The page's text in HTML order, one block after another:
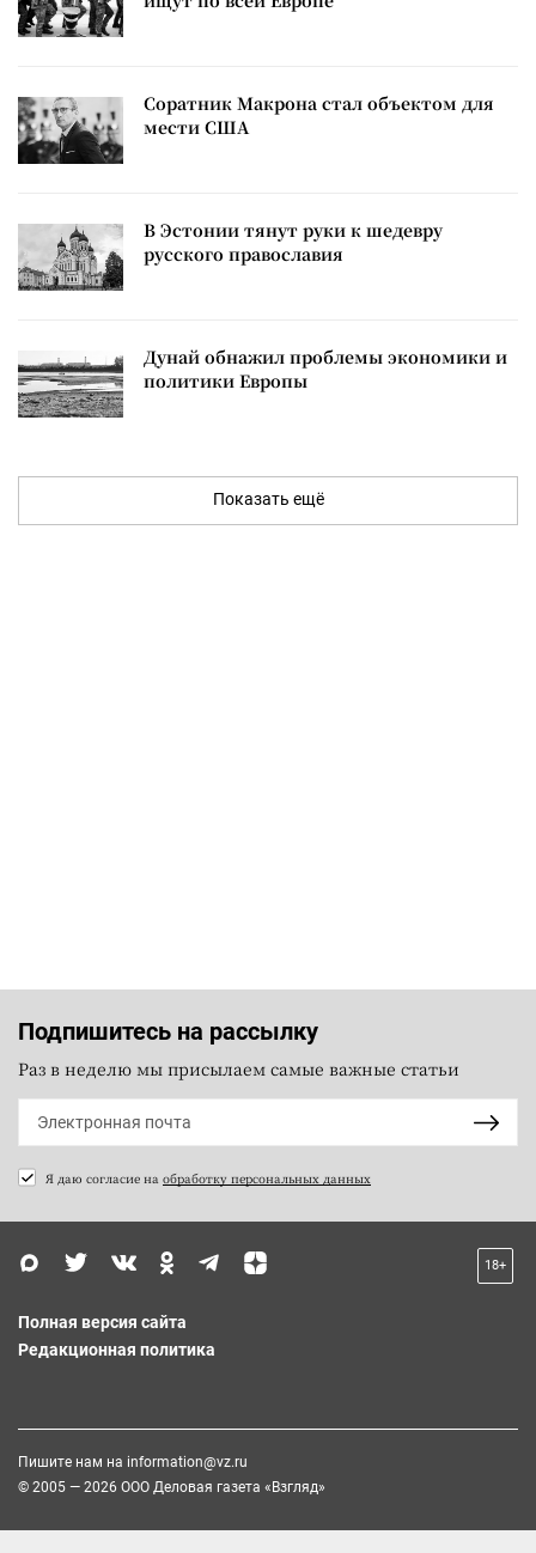
Соратник Макрона стал объектом для
мести США
В Эстонии тянут руки к шедевру
русского православия
Дунай обнажил проблемы экономики и
политики Европы
Показать ещё
Подпишитесь на рассылку
Раз в неделю мы присылаем самые важные статьи
Я даю согласие на обработку персональных данных
18+
Полная версия сайта
Редакционная политика
Пишите нам на information@vz.ru
© 2005 — 2026 ООО Деловая газета «Взгляд»